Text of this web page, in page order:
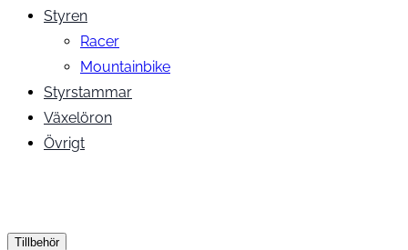
Styren
Racer
Mountainbike
Styrstammar
Växelöron
Övrigt
Tillbehör